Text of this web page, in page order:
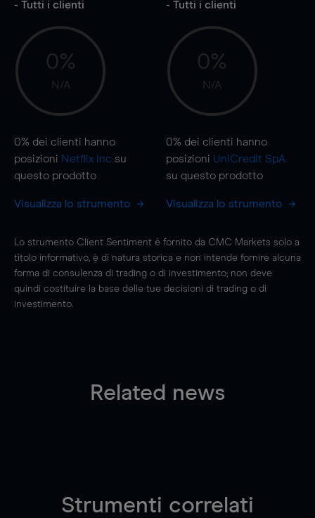
- Tutti i clienti
0%
N/A
0% dei clienti hanno
posizioni Netflix Inc su
questo prodotto
Visualizza lo strumento
- Tutti i clienti
0%
N/A
0% dei clienti hanno
posizioni UniCredit SpA
su questo prodotto
Visualizza lo strumento
Lo strumento Client Sentiment è fornito da CMC Markets solo a
titolo informativo, è di natura storica e non intende fornire alcuna
forma di consulenza di trading o di investimento; non deve
quindi costituire la base delle tue decisioni di trading o di
investimento.
Related news
Strumenti correlati